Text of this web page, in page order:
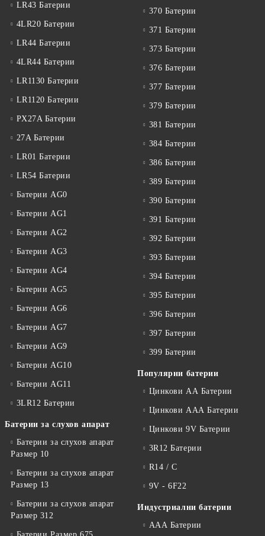
LR43 Батерии
4LR20 Батерии
LR44 Батерии
4LR44 Батерии
LR1130 Батерии
LR1120 Батерии
PX27A Батерии
27A Батерии
LR01 Батерии
LR54 Батерии
Батерии AG0
Батерии AG1
Батерии AG2
Батерии AG3
Батерии AG4
Батерии AG5
Батерии AG6
Батерии AG7
Батерии AG9
Батерии AG10
Батерии AG11
3LR12 Батерии
Батерии за слухов апарат
Батерии за слухов апарат
Размер 10
Батерии за слухов апарат
Размер 13
Батерии за слухов апарат
Размер 312
370 Батерии
371 Батерии
373 Батерии
376 Батерии
377 Батерии
379 Батерии
381 Батерии
384 Батерии
386 Батерии
389 Батерии
390 Батерии
391 Батерии
392 Батерии
393 Батерии
394 Батерии
395 Батерии
396 Батерии
397 Батерии
399 Батерии
Популярни батерии
Цинкови АА Батерии
Цинкови ААА Батерии
Цинкови 9V Батерии
3R12 Батерии
R14 / C
9V - 6F22
Индустриални батерии
ААА Батерии